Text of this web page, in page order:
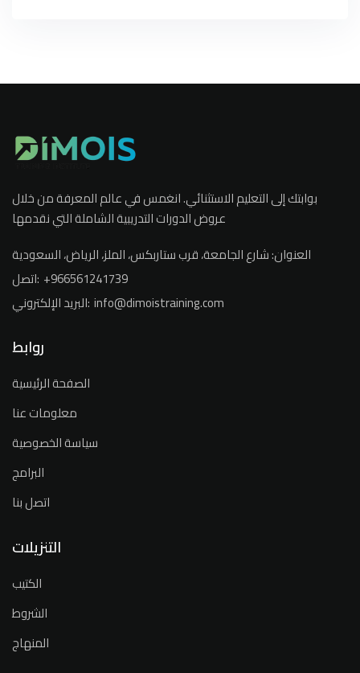
بوابتك إلى التعليم الاستثنائي. انغمس في عالم المعرفة من خلال
عروض الدورات التدريبية الشاملة التي نقدمها
العنوان:شارع الجامعة، قرب ستاربكس، الملز، الرياض، السعودية
اتصل: +966561241739
البريد الإلكتروني: info@dimoistraining.com
روابط
الصفحة الرئيسية
معلومات عنا
سياسة الخصوصية
البرامج
اتصل بنا
التنزيلات
الكتيب
الشروط
المنهاج